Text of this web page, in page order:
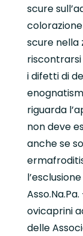
scure
scure nella
i difetti di
riguarda
non deve
anche se
ovicaprini
delle